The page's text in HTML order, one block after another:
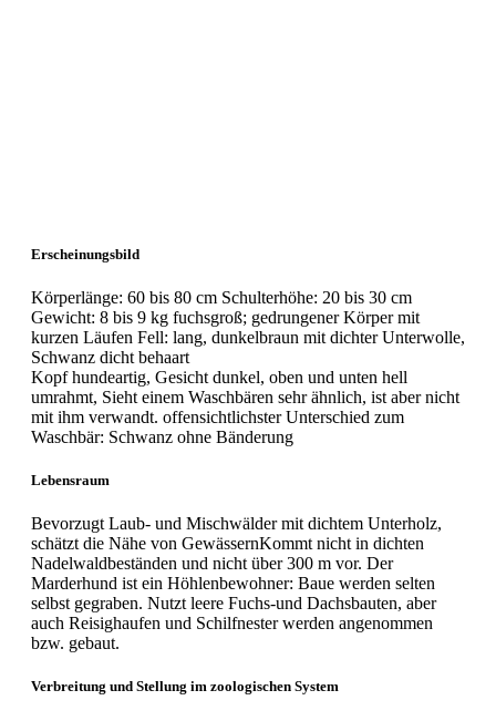
Erscheinungsbild
Körperlänge: 60 bis 80 cm Schulterhöhe: 20 bis 30 cm
Gewicht: 8 bis 9 kg fuchsgroß; gedrungener Körper mit
kurzen Läufen Fell: lang, dunkelbraun mit dichter Unterwolle,
Schwanz dicht behaart
Kopf hundeartig, Gesicht dunkel, oben und unten hell
umrahmt, Sieht einem Waschbären sehr ähnlich, ist aber nicht
mit ihm verwandt. offensichtlichster Unterschied zum
Waschbär: Schwanz ohne Bänderung
Lebensraum
Bevorzugt Laub- und Mischwälder mit dichtem Unterholz,
schätzt die Nähe von GewässernKommt nicht in dichten
Nadelwaldbeständen und nicht über 300 m vor. Der
Marderhund ist ein Höhlenbewohner: Baue werden selten
selbst gegraben. Nutzt leere Fuchs-und Dachsbauten, aber
auch Reisighaufen und Schilfnester werden angenommen
bzw. gebaut.
Verbreitung und Stellung im zoologischen System